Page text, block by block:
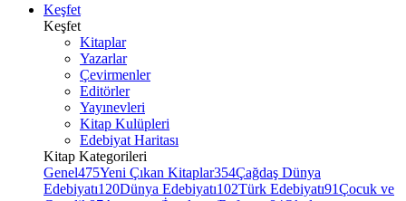
Keşfet
Keşfet
Kitaplar
Yazarlar
Çevirmenler
Editörler
Yayınevleri
Kitap Kulüpleri
Edebiyat Haritası
Kitap Kategorileri
Genel475Yeni Çıkan Kitaplar354Çağdaş Dünya
Edebiyatı120Dünya Edebiyatı102Türk Edebiyatı91Çocuk ve